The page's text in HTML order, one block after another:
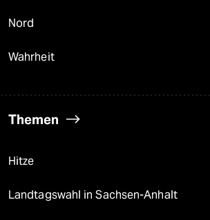
Nord
Wahrheit
Themen
Hitze
Landtagswahl in Sachsen-Anhalt